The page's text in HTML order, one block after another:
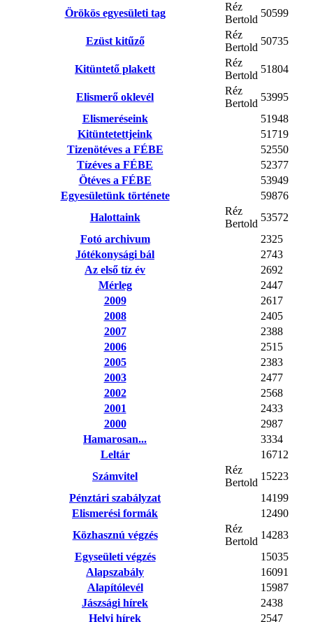
Örökös egyesületi tag
Réz
Bertold
50599
Ezüst kitűző
Réz
Bertold
50735
Kitüntető plakett
Réz
Bertold
51804
Elismerő oklevél
Réz
Bertold
53995
Elismeréseink
51948
Kitüntetettjeink
51719
Tizenötéves a FÉBE
52550
Tízéves a FÉBE
52377
Ötéves a FÉBE
53949
Egyesületünk története
59876
Halottaink
Réz
Bertold
53572
Fotó archivum
2325
Jótékonysági bál
2743
Az első tíz év
2692
Mérleg
2447
2009
2617
2008
2405
2007
2388
2006
2515
2005
2383
2003
2477
2002
2568
2001
2433
2000
2987
Hamarosan...
3334
Leltár
16712
Számvitel
Réz
Bertold
15223
Pénztári szabályzat
14199
Elismerési formák
12490
Közhasznú végzés
Réz
Bertold
14283
Egyseületi végzés
15035
Alapszabály
16091
Alapítólevél
15987
Jászsági hírek
2438
Helyi hírek
2547